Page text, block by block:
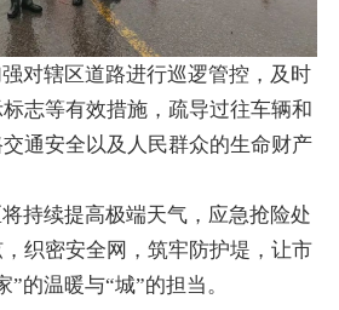
对辖区道路进行巡逻管控，及时
志等有效措施，疏导过往车辆和
通安全以及人民群众的生命财产
持续提高极端天气， 应急抢险处
织密安全网， 筑牢防护堤， 让市
”的温暖与“城”的担当。